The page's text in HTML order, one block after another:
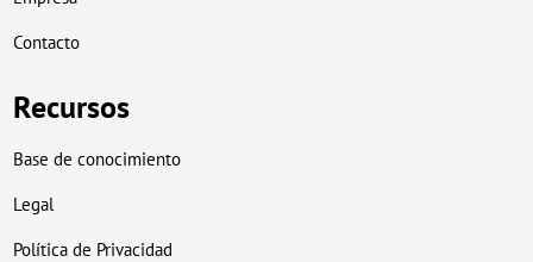
Contacto
Recursos
Base de conocimiento
Legal
Política de Privacidad